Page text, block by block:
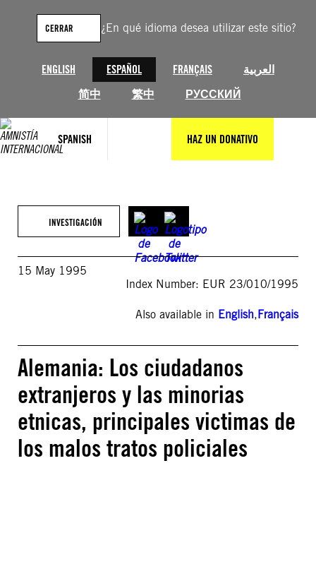
¿En qué idioma desea utilizar este sitio?
ENGLISH ESPAÑOL FRANÇAIS
العربية
简中
繁中 РУССКИЙ
CERRAR
SPANISH HAZ UN DONATIVO
contenido
INVESTIGACIÓN
15 May 1995
Index Number: EUR 23/010/1995
Also available in English,Français
Alemania: Los ciudadanos
extranjeros y las minorias
etnicas, principales victimas de
los malos tratos policiales